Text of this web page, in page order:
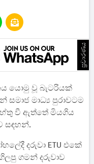
ප්‍රචාරණය
යොමු වූ බැටරියක්
මාධ්‍ය පුරාවටම
වී ඇත්තේ මියගිය
සඳහන්.
දරුවා ETU එකේ
ගිලපු ගමන් දරුවාව